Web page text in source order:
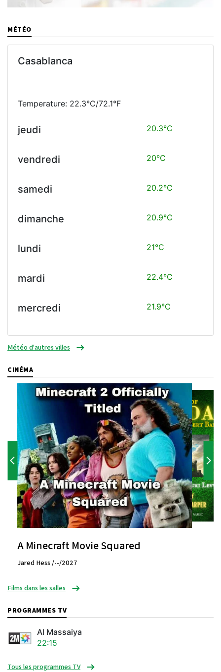
MÉTÉO
Casablanca
Temperature: 22.3°C/72.1°F
jeudi 20.3°C
vendredi 20°C
samedi 20.2°C
dimanche 20.9°C
lundi 21°C
mardi 22.4°C
mercredi 21.9°C
Météo d'autres villes
CINÉMA
A Minecraft Movie Squared
Jared Hess /--/2027
Films dans les salles
PROGRAMMES TV
Al Massaiya
22:15
Tous les programmes TV